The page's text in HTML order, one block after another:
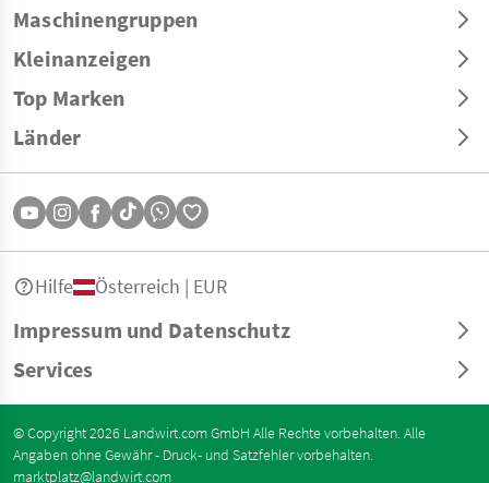
Maschinengruppen
Kleinanzeigen
Top Marken
Länder
Impressum und Datenschutz
Services
Hilfe Österreich | EUR
© Copyright 2026 Landwirt.com GmbH Alle Rechte vorbehalten. Alle
Angaben ohne Gewähr - Druck- und Satzfehler vorbehalten.
marktplatz@landwirt.com